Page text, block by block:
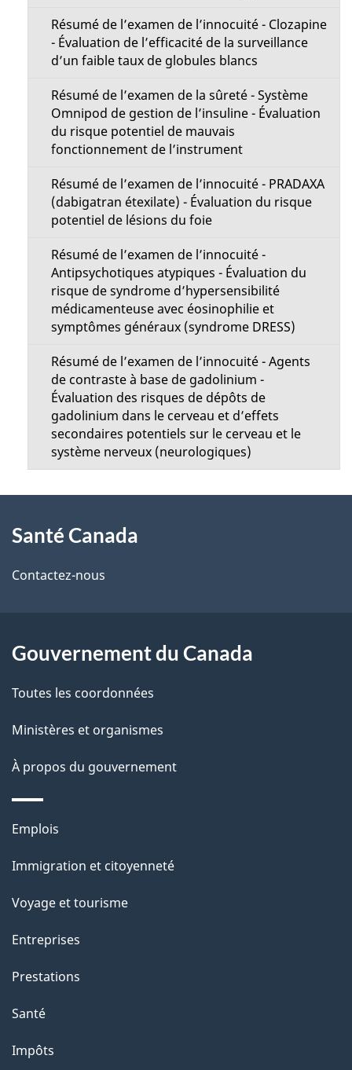
Résumé de l’examen de l’innocuité - Clozapine
- Évaluation de l’efficacité de la surveillance
d’un faible taux de globules blancs
Résumé de l’examen de la sûreté - Système
Omnipod de gestion de l’insuline - Évaluation
du risque potentiel de mauvais
fonctionnement de l’instrument
Résumé de l’examen de l’innocuité - PRADAXA
(dabigatran étexilate) - Évaluation du risque
potentiel de lésions du foie
Résumé de l’examen de l’innocuité -
Antipsychotiques atypiques - Évaluation du
risque de syndrome d’hypersensibilité
médicamenteuse avec éosinophilie et
symptômes généraux (syndrome DRESS)
Résumé de l’examen de l’innocuité - Agents
de contraste à base de gadolinium -
Évaluation des risques de dépôts de
gadolinium dans le cerveau et d’effets
secondaires potentiels sur le cerveau et le
système nerveux (neurologiques)
propos
de
site
Santé Canada
Contactez-nous
Gouvernement du Canada
Toutes les coordonnées
Ministères et organismes
À propos du gouvernement
Thèmes
sujets
Emplois
Immigration et citoyenneté
Voyage et tourisme
Entreprises
Prestations
Santé
Impôts